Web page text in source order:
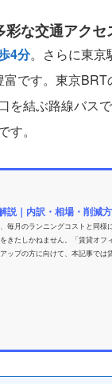
な交通アクセ
4分。さらに東京
です。東京
を結ぶ路線バス
。
説｜内訳・相場・削減
毎月のランニングコストと同
きたしかねません。「賃貸オ
ップの方に向けて、本記事で